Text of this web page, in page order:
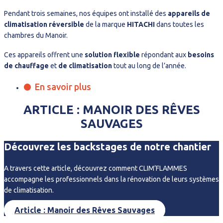
Pendant trois semaines, nos équipes ont installé des appareils de
climatisation réversible de la marque HITACHIdans toutes les
chambres du Manoir.
Ces appareils offrent une solution flexible répondant aux besoins
de chauffage et de climatisationtout au long de l’année.
En savoir plus
ARTICLE : MANOIR DES RÊVES
SAUVAGES
Découvrez les backstages de notre chantier
A travers cette article, découvrez comment CLIM’FLAMMES
accompagne les professionnels dans la rénovation de leurs systèmes
de climatisation.
Article : Manoir des Rêves Sauvages